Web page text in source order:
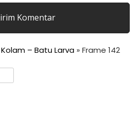
– Batu Larva » Frame 142